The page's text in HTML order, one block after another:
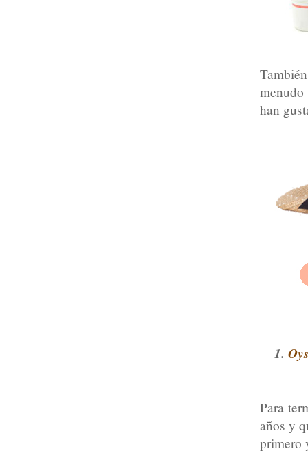
han
1.
Para
años y
primero